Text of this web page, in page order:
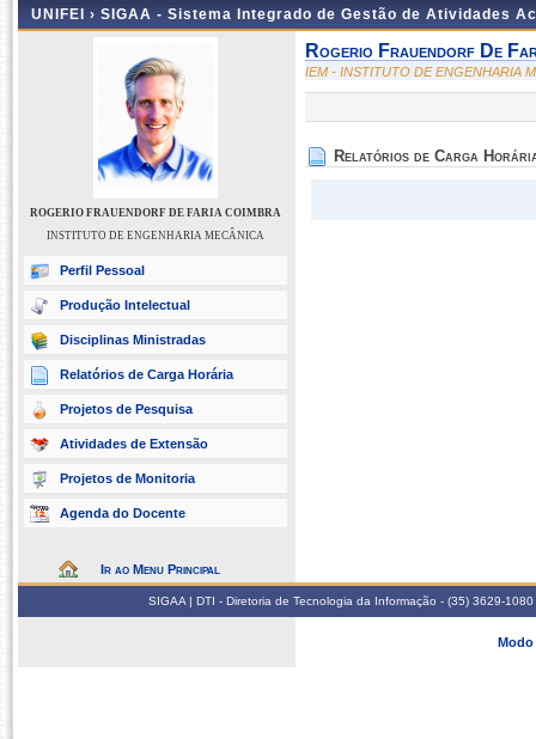
UNIFEI › SIGAA - Sistema Integrado de Gestão de Atividades
ROGERIO FRAUENDORF DE FARIA COIMBRA
INSTITUTO DE ENGENHARIA MECÂNICA
Perfil Pessoal
Produção Intelectual
Disciplinas Ministradas
Relatórios de Carga Horária
Projetos de Pesquisa
Atividades de Extensão
Projetos de Monitoria
Agenda do Docente
Ir ao Menu Principal
Rogerio Frauendorf De
IEM - INSTITUTO DE ENGENHARIA
Relatórios de Carga
SIGAA | DTI - Diretoria de Tecnologia da Informação - (35) 3629-
Modo